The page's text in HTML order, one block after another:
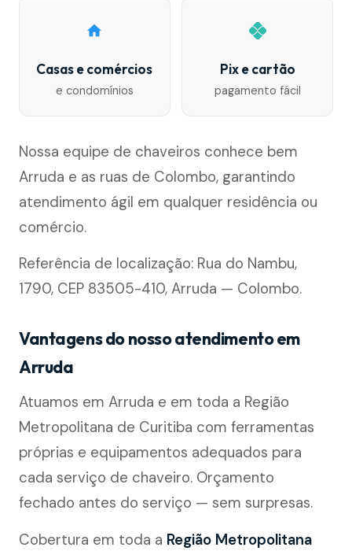
Casas e comércios
e condomínios
Pix e cartão
pagamento fácil
Nossa equipe de chaveiros conhece bem
Arruda e as ruas de Colombo, garantindo
atendimento ágil em qualquer residência ou
comércio.
Referência de localização: Rua do Nambu,
1790, CEP 83505-410, Arruda — Colombo.
Vantagens do nosso atendimento em
Arruda
Atuamos em Arruda e em toda a Região
Metropolitana de Curitiba com ferramentas
próprias e equipamentos adequados para
cada serviço de chaveiro. Orçamento
fechado antes do serviço — sem surpresas.
Cobertura em toda a Região Metropolitana